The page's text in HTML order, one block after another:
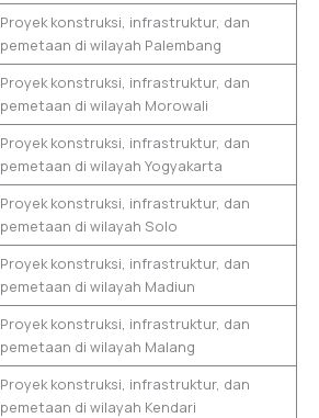
Proyek konstruksi, infrastruktur, dan
pemetaan di wilayah Palembang
Proyek konstruksi, infrastruktur, dan
pemetaan di wilayah Morowali
Proyek konstruksi, infrastruktur, dan
pemetaan di wilayah Yogyakarta
Proyek konstruksi, infrastruktur, dan
pemetaan di wilayah Solo
Proyek konstruksi, infrastruktur, dan
pemetaan di wilayah Madiun
Proyek konstruksi, infrastruktur, dan
pemetaan di wilayah Malang
Proyek konstruksi, infrastruktur, dan
pemetaan di wilayah Kendari